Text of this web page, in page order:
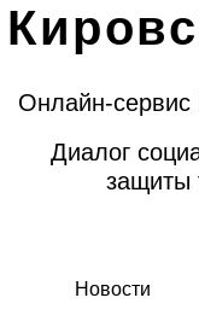
Онлайн-
Диалог
защиты
Новости